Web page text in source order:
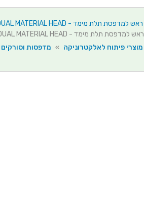
ראש למדפסת תלת מימד - ROBOX RBX01-DM DUAL MATERIAL HEAD
ראש למדפסת תלת מימד - ROBOX RBX01-DM DUAL MATERIAL HEAD ...
מוצרי פיתוח לאלקטרוניקה » מדפסות